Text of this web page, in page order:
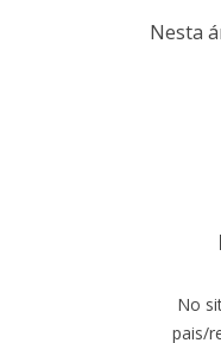
Nesta
No
pais/